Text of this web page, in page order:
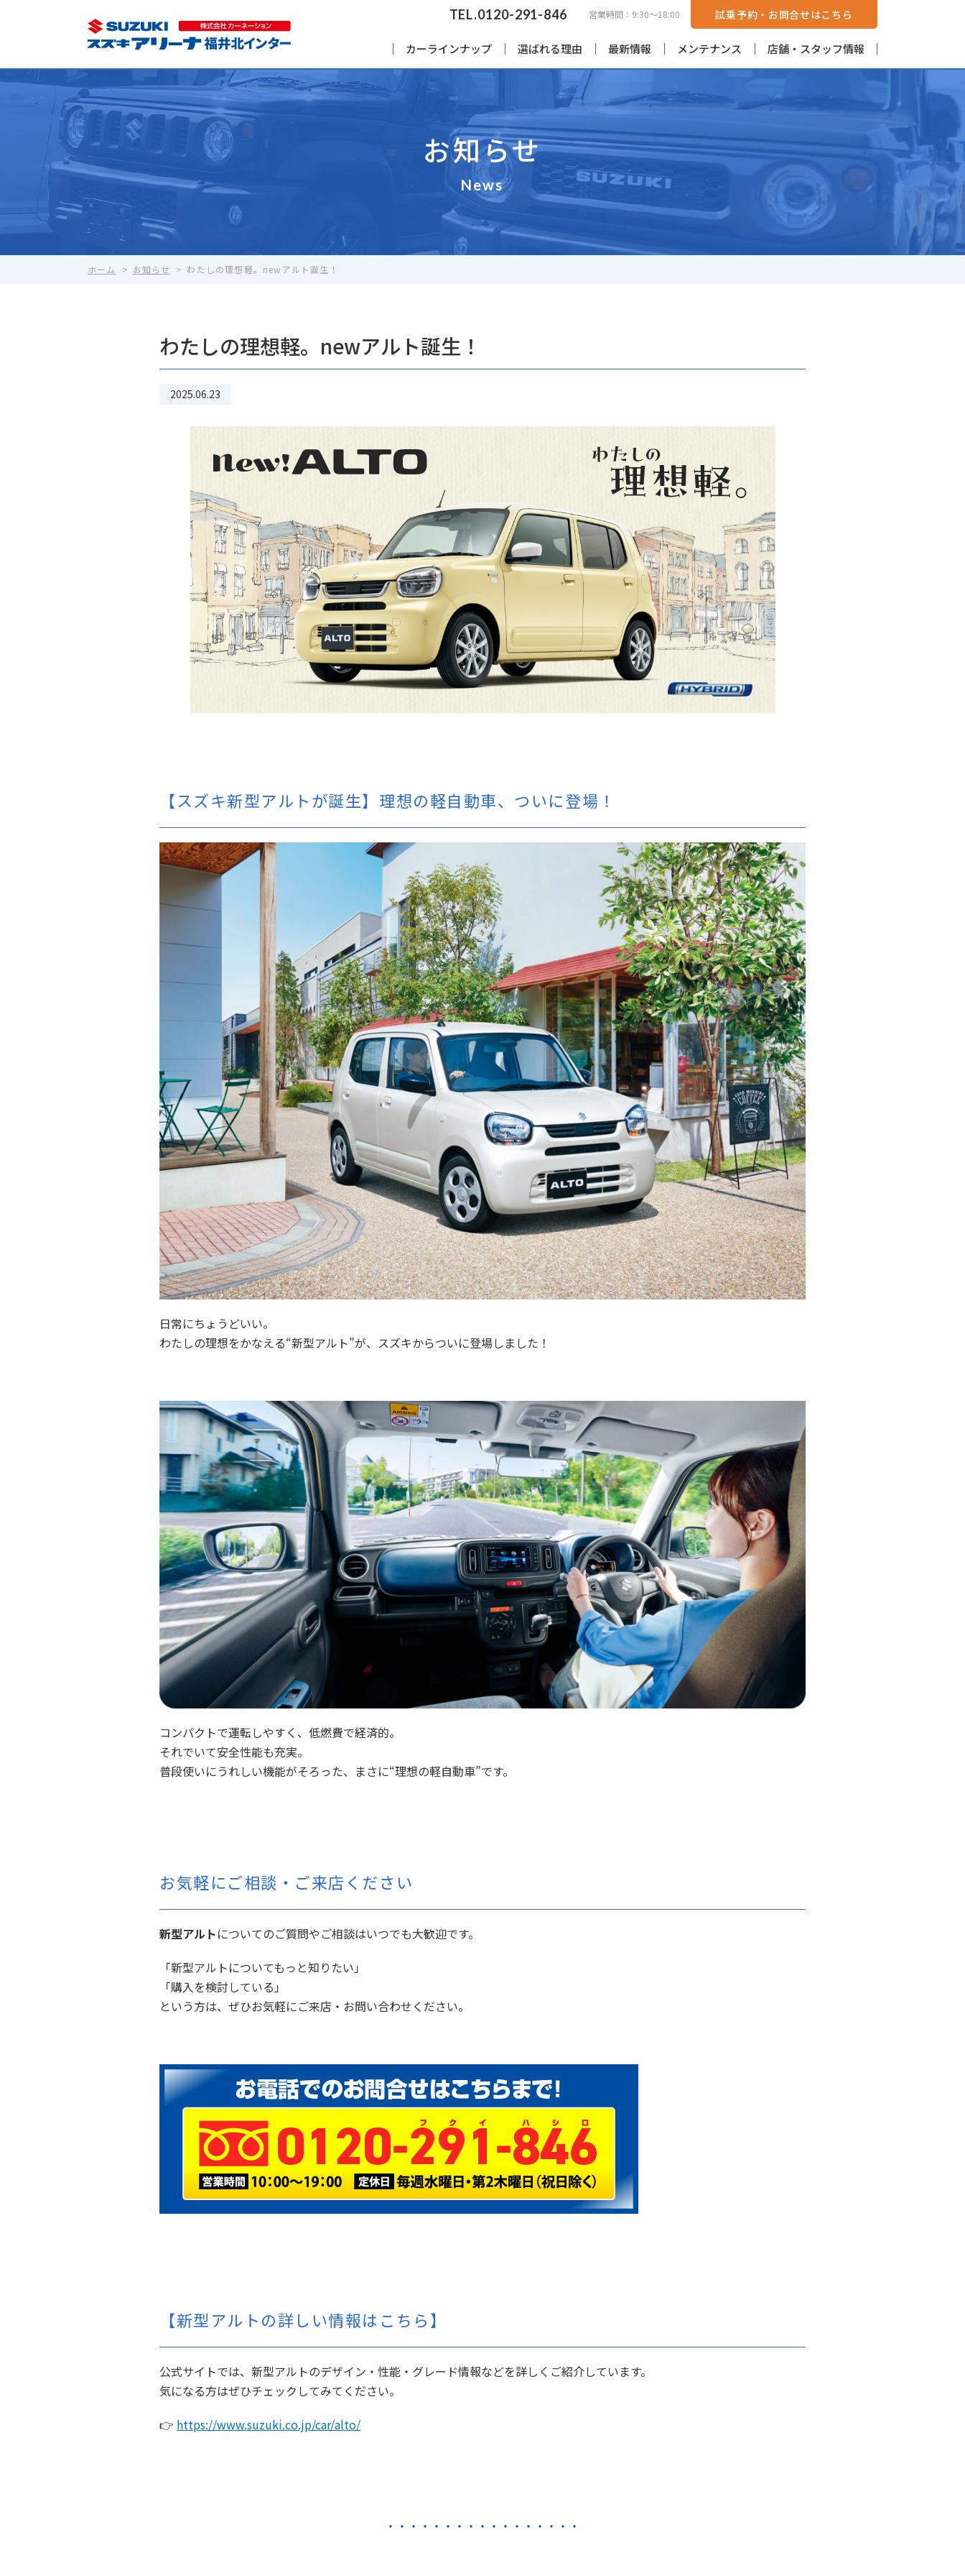
TEL.0120-291-846 営業時間：9:30〜18:00 試乗予約・お問合せはこちら
カーラインナップ
車種一覧 来店予約 試乗予約 中古車在庫一覧
選ばれる理由 最新情報
キャンペーン情報 ブログ お知らせ
メンテナンス 店舗・スタッフ情報
お知らせ
News
ホーム > お知らせ > わたしの理想軽。newアルト誕生！
わたしの理想軽。newアルト誕生！
2025.06.23
【スズキ新型アルトが誕生】理想の軽自動車、ついに登場！
日常にちょうどいい。
わたしの理想をかなえる“新型アルト”が、スズキからついに登場しました！
コンパクトで運転しやすく、低燃費で経済的。
それでいて安全性能も充実。
普段使いにうれしい機能がそろった、まさに“理想の軽自動車”です。
お気軽にご相談・ご来店ください
新型アルトについてのご質問やご相談はいつでも大歓迎です。
「新型アルトについてもっと知りたい」
「購入を検討している」
という方は、ぜひお気軽にご来店・お問い合わせください。
【新型アルトの詳しい情報はこちら】
公式サイトでは、新型アルトのデザイン・性能・グレード情報などを詳しくご紹介しています。
気になる方はぜひチェックしてみてください。
👉 https://www.suzuki.co.jp/car/alto/
・・・・・・・・・・・・・・・・・